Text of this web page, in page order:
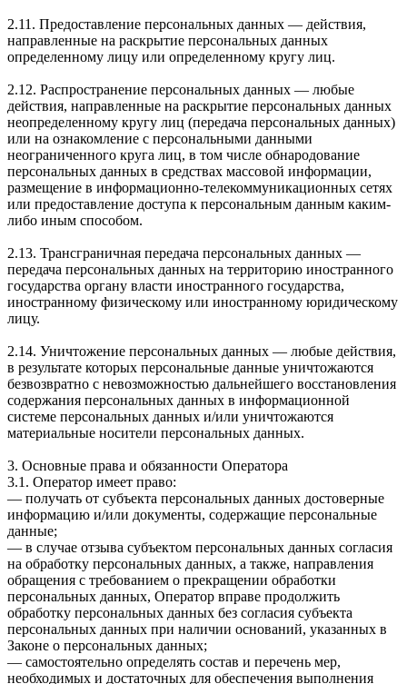
2.11. Предоставление персональных данных — действия,
направленные на раскрытие персональных данных
определенному лицу или определенному кругу лиц.
2.12. Распространение персональных данных — любые
действия, направленные на раскрытие персональных данных
неопределенному кругу лиц (передача персональных данных)
или на ознакомление с персональными данными
неограниченного круга лиц, в том числе обнародование
персональных данных в средствах массовой информации,
размещение в информационно-телекоммуникационных сетях
или предоставление доступа к персональным данным каким-
либо иным способом.
2.13. Трансграничная передача персональных данных —
передача персональных данных на территорию иностранного
государства органу власти иностранного государства,
иностранному физическому или иностранному юридическому
лицу.
2.14. Уничтожение персональных данных — любые действия,
в результате которых персональные данные уничтожаются
безвозвратно с невозможностью дальнейшего восстановления
содержания персональных данных в информационной
системе персональных данных и/или уничтожаются
материальные носители персональных данных.
3. Основные права и обязанности Оператора
3.1. Оператор имеет право:
— получать от субъекта персональных данных достоверные
информацию и/или документы, содержащие персональные
данные;
— в случае отзыва субъектом персональных данных согласия
на обработку персональных данных, а также, направления
обращения с требованием о прекращении обработки
персональных данных, Оператор вправе продолжить
обработку персональных данных без согласия субъекта
персональных данных при наличии оснований, указанных в
Законе о персональных данных;
— самостоятельно определять состав и перечень мер,
необходимых и достаточных для обеспечения выполнения